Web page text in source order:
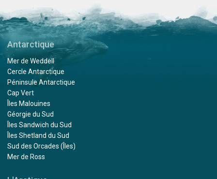
Antarctique
Mer de Weddell
Cercle Antarctique
Péninsule Antarctique
Cap Vert
Îles Malouines
Géorgie du Sud
Îles Sandwich du Sud
Îles Shetland du Sud
Sud des Orcades (Îles)
Mer de Ross